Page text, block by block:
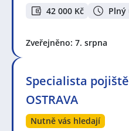
42 000 Kč Plný
Zveřejněno: 7. srpna
Specialista
OSTRAVA
Nutně vás hledají